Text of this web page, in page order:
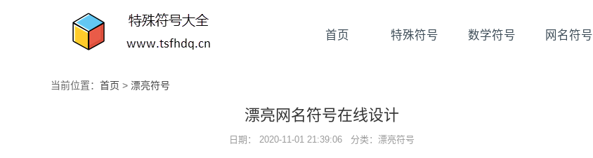
首页 特殊符号 数学符号 网名符号
当前位置： 首页 > 漂亮符号
漂亮网名符号在线设计
日期： 2020-11-01 21:39:06 分类： 漂亮符号